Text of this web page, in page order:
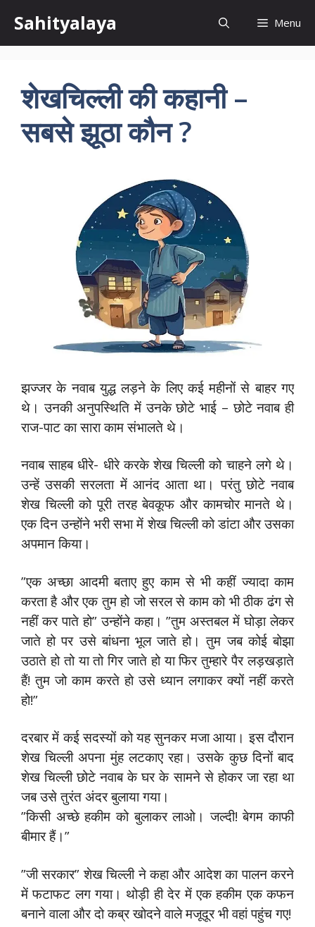
content
Sahityalaya Menu
शेखचिल्ली की कहानी –
सबसे झूठा कौन ?
झज्जर के नवाब युद्ध लड़ने के लिए कई महीनों से बाहर गए
थे। उनकी अनुपस्थिति में उनके छोटे भाई – छोटे नवाब ही
राज-पाट का सारा काम संभालते थे।
नवाब साहब धीरे- धीरे करके शेख चिल्ली को चाहने लगे थे।
उन्हें उसकी सरलता में आनंद आता था। परंतु छोटे नवाब
शेख चिल्ली को पूरी तरह बेवकूफ और कामचोर मानते थे।
एक दिन उन्होंने भरी सभा में शेख चिल्ली को डांटा और उसका
अपमान किया।
”एक अच्छा आदमी बताए हुए काम से भी कहीं ज्यादा काम
करता है और एक तुम हो जो सरल से काम को भी ठीक ढंग से
नहीं कर पाते हो” उन्होंने कहा। ”तुम अस्तबल में घोड़ा लेकर
जाते हो पर उसे बांधना भूल जाते हो। तुम जब कोई बोझा
उठाते हो तो या तो गिर जाते हो या फिर तुम्हारे पैर लड़खड़ाते
हैं! तुम जो काम करते हो उसे ध्यान लगाकर क्यों नहीं करते
हो!”
दरबार में कई सदस्यों को यह सुनकर मजा आया। इस दौरान
शेख चिल्ली अपना मुंह लटकाए रहा। उसके कुछ दिनों बाद
शेख चिल्ली छोटे नवाब के घर के सामने से होकर जा रहा था
जब उसे तुरंत अंदर बुलाया गया।
”किसी अच्छे हकीम को बुलाकर लाओ। जल्दी! बेगम काफी
बीमार हैं।”
”जी सरकार” शेख चिल्ली ने कहा और आदेश का पालन करने
में फटाफट लग गया। थोड़ी ही देर में एक हकीम एक कफन
बनाने वाला और दो कब्र खोदने वाले मजूदूर भी वहां पहुंच गए!